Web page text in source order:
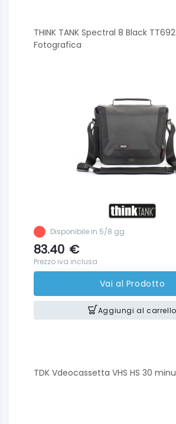
THINK TANK Spectral 8 Black
Fotografica
Disponibile in 5/8 gg
83.40 €
Prezzo iva inclusa
Vai al Prodotto
Aggiungi al carrello
TDK Vdeocassetta VHS HS 30